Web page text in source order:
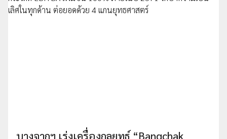
บางจากฯ เร่งเครื่องกลยุทธ์ “Bangchak